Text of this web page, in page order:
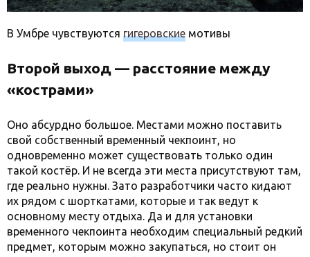
В Умбре чувствуются гигеровские мотивы
Второй выход — расстояние между
«кострами»
Оно абсурдно большое. Местами можно поставить
свой собственный временный чекпоинт, но
одновременно может существовать только один
такой костёр. И не всегда эти места присутствуют там,
где реально нужны. Зато разработчики часто кидают
их рядом с шорткатами, которые и так ведут к
основному месту отдыха. Да и для установки
временного чекпоинта необходим специальный редкий
предмет, которым можно закупаться, но стоит он